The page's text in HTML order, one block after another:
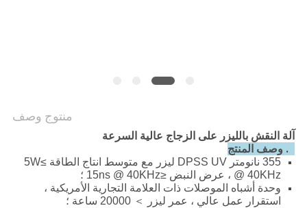
منتوج وصف
آلة النقش بالليزر على الزجاج عالية السرعة
355 نانومتر DPSS UV ليزر مع متوسط ​​انتاج الطاقة ≥5W
@ 40KHz ، عرض النبض ≤15ns @ 40KHz ؛
وحدة أشباه الموصلات ذات العلامة التجارية الأمريكية ،
استقرار عمل عالي ، عمر ليزر ＞ 20000 ساعة ؛